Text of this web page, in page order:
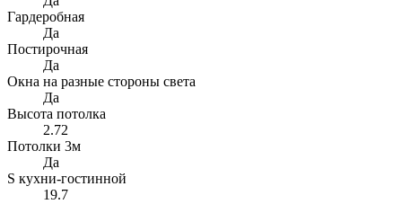
Гардеробная
Да
Постирочная
Да
Окна на разные стороны света
Да
Высота потолка
2.72
Потолки 3м
Да
S кухни-гостинной
19.7